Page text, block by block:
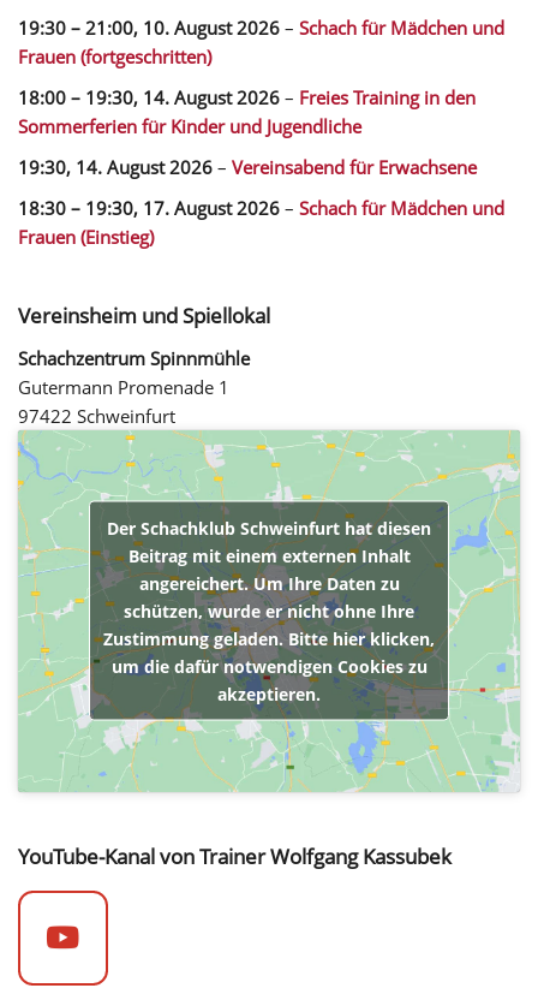
19:30 – 21:00, 10. August 2026 – Schach für Mädchen und
Frauen (fortgeschritten)
18:00 – 19:30, 14. August 2026 – Freies Training in den
Sommerferien für Kinder und Jugendliche
19:30, 14. August 2026 – Vereinsabend für Erwachsene
18:30 – 19:30, 17. August 2026 – Schach für Mädchen und
Frauen (Einstieg)
Vereinsheim und Spiellokal
Schachzentrum Spinnmühle
Gutermann Promenade 1
97422 Schweinfurt
Der Schachklub Schweinfurt hat diesen
Beitrag mit einem externen Inhalt
angereichert. Um Ihre Daten zu
schützen, wurde er nicht ohne Ihre
Zustimmung geladen. Bitte hier klicken,
um die dafür notwendigen Cookies zu
akzeptieren.
YouTube-Kanal von Trainer Wolfgang Kassubek